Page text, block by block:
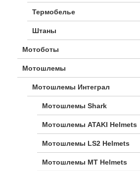
Термобелье
Штаны
Мотоботы
Мотошлемы
Мотошлемы Интеграл
Мотошлемы Shark
Мотошлемы ATAKI Helmets
Мотошлемы LS2 Helmets
Мотошлемы MT Helmets